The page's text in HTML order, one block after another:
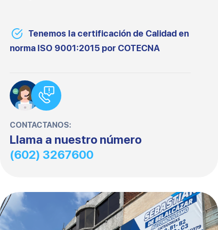
Tenemos la certificación de Calidad en
norma ISO 9001:2015 por COTECNA
CONTACTANOS:
Llama a nuestro número
(602) 3267600